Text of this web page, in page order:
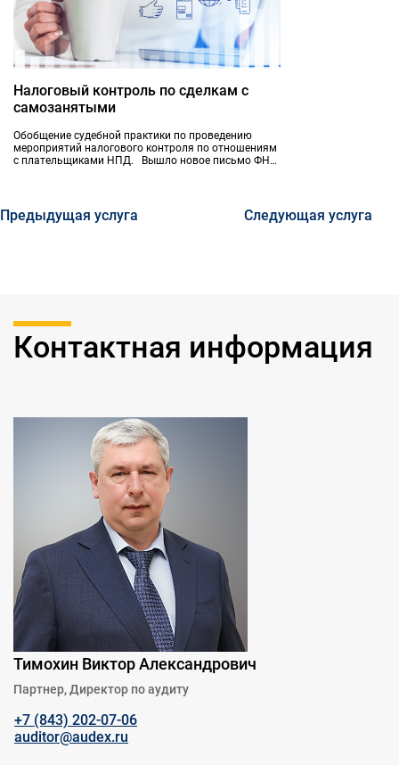
Налоговый контроль по сделкам с
самозанятыми
Обобщение судебной практики по проведению
мероприятий налогового контроля по отношениям
с плательщиками НПД. Вышло новое письмо ФНС
которое фактически легализует кампанию
налоговых органов, уже реализуемую в некоторых
Предыдущая услуга Следующая услуга
Контактная информация
Тимохин Виктор Александрович
Партнер, Директор по аудиту
+7 (843) 202-07-06
auditor@audex.ru